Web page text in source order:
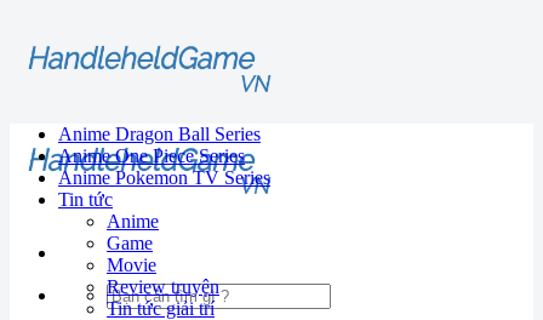
Anime Dragon Ball Series
Anime One Piece Series
Anime Pokemon TV Series
Tin tức
Anime
Game
Movie
Review truyện
Tin tức giải trí